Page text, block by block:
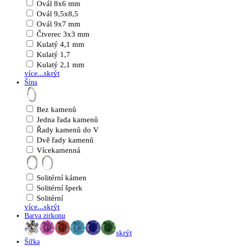
Ovál 8x6 mm
Ovál 9,5x8,5
Ovál 9x7 mm
Čtverec 3x3 mm
Kulatý 4,1 mm
Kulatý 1,7
Kulatý 2,1 mm
více...skrýt
Šína
Bez kamenů
Jedna řada kamenů
Řady kamenů do V
Dvě řady kamenů
Vícekamenná
Solitérní kámen
Solitérní šperk
Solitérní
více...skrýt
Barva zirkonu
skrýt
Šířka